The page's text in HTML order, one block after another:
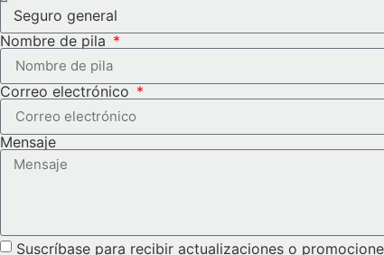
Nombre de pila
Correo electrónico
Mensaje
Suscríbase para recibir actualizaciones o